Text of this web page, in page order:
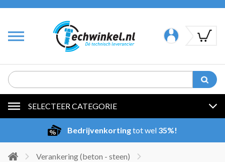
SELECTEER CATEGORIE
Bedrijvenkortingtot wel 35%!
Verankering (beton - steen)